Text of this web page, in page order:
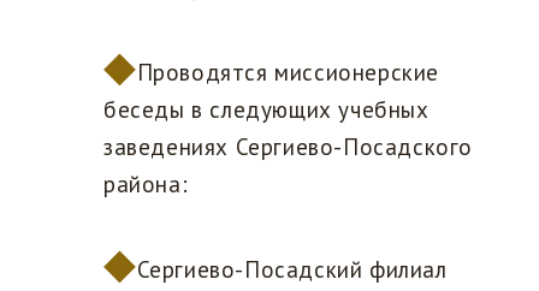
Проводятся миссионерские
беседы в следующих учебных
заведениях Сергиево-Посадского
района:
Сергиево-Посадский филиал